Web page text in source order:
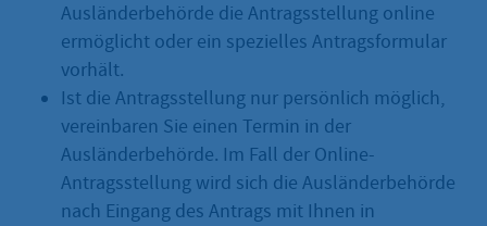
Ausländerbehörde die Antragsstellung online
ermöglicht oder ein spezielles Antragsformular
vorhält.
Ist die Antragsstellung nur persönlich möglich,
vereinbaren Sie einen Termin in der
Ausländerbehörde. Im Fall der Online-
Antragsstellung wird sich die Ausländerbehörde
nach Eingang des Antrags mit Ihnen in